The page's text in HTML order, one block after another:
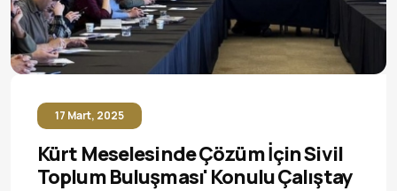
17 Mart, 2025
Kürt Meselesinde Çözüm İçin Sivil
Toplum Buluşması' Konulu Çalıştay